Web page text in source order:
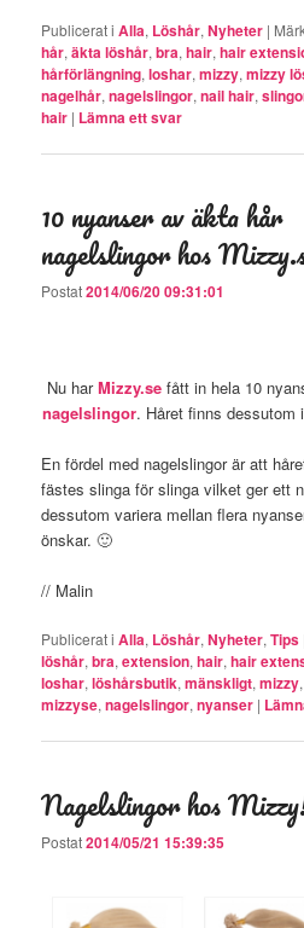
Publicerat i Alla, Löshår,Nyheter |
hår,äkta löshår,bra,hair,hair
hårförlängning,loshar,mizzy,mizzy
nagelhår,nagelslingor,nail hair,
hair | Lämna ett svar
10 nyanser av äkta hår
nagelslingor hos
Postat2014/06/20 09:31:01
Nu harMizzy.sefått in hela 10
nagelslingor. Håret finns dessutom
En fördel med nagelslingor är att
fästes slinga för slinga vilket ger ett
dessutom variera mellan flera
önskar. 🙂
// Malin
Publicerat i Alla, Löshår,Nyheter,Tips
löshår,bra,extension,hair,hair
loshar,löshårsbutik,mänskligt,mizzy
mizzyse,nagelslingor,nyanser |
Nagelslingor hos
Postat2014/05/21 15:39:35